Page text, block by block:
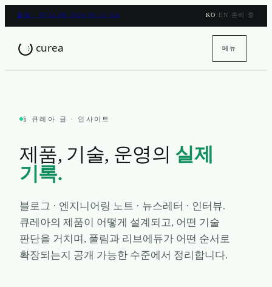
풀림 · PULLIM 2026.06.15 GA KO · EN 준비 중
메뉴
§ 큐레아 글 · 인사이트
제품, 기술, 운영의 실제
기록.
블로그 · 엔지니어링 노트 · 뉴스레터 · 인터뷰.
큐레아의 제품이 어떻게 설계되고, 어떤 기술
판단을 거치며, 풀림과 리브에듀가 어떤 순서로
확장되는지 공개 가능한 수준에서 정리합니다.